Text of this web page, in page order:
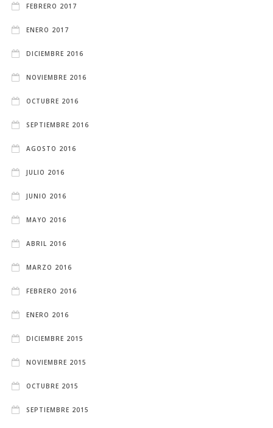
FEBRERO 2017
ENERO 2017
DICIEMBRE 2016
NOVIEMBRE 2016
OCTUBRE 2016
SEPTIEMBRE 2016
AGOSTO 2016
JULIO 2016
JUNIO 2016
MAYO 2016
ABRIL 2016
MARZO 2016
FEBRERO 2016
ENERO 2016
DICIEMBRE 2015
NOVIEMBRE 2015
OCTUBRE 2015
SEPTIEMBRE 2015